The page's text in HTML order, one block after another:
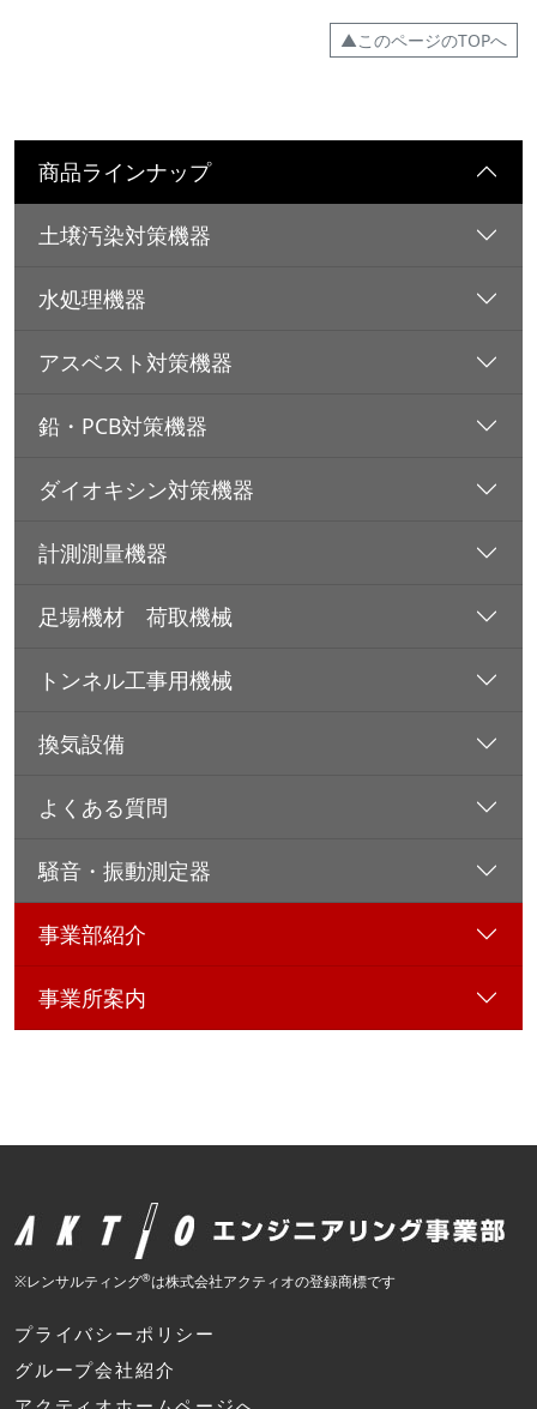
▲このページのTOPへ
商品ラインナップ
土壌汚染対策機器
水処理機器
アスベスト対策機器
鉛・PCB対策機器
ダイオキシン対策機器
計測測量機器
足場機材 荷取機械
トンネル工事用機械
換気設備
よくある質問
騒音・振動測定器
事業部紹介
事業所案内
※レンサルティング®は株式会社アクティオの登録商標です
プライバシーポリシー
グループ会社紹介